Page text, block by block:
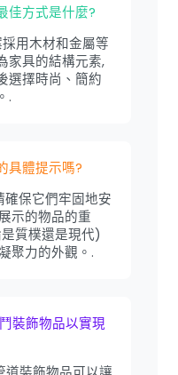
佳方式是什麼?
用木材和金屬等
家具的結構元素,
選擇時尚、簡約
.
具體提示嗎?
保它們牢固地安
示的物品的重
質樸還是現代)
聚力的外觀。.
裝飾物品以實現